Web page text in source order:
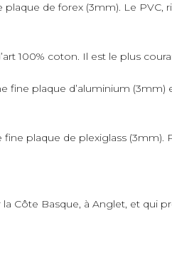
de forex (3mm). Le
100% coton. Il est le plus
fine plaque d’aluminium
plaque de plexiglass (3mm).
Côte Basque, à Anglet, et qui